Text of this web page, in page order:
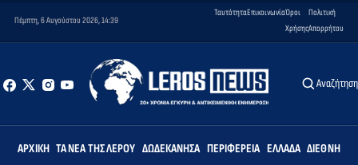
Πέμπτη, 6 Αυγούστου 2026, 14:39
ΤαυτότηταΕπικοινωνίαΌροι
Χρήσης
Πολιτική
Απορρήτου
Αναζήτηση
ΑΡΧΙΚΉ ΤΑ ΝΈΑ ΤΗΣ ΛΈΡΟΥ ΔΩΔΕΚΆΝΗΣΑ ΠΕΡΙΦΈΡΕΙΑ ΕΛΛΆΔΑ ΔΙΕΘΝΉ